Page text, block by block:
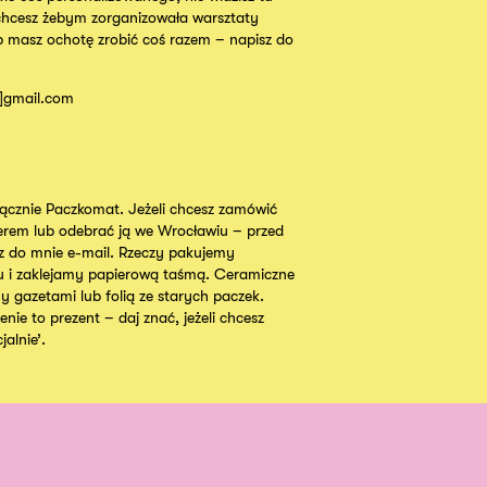
żebym zorganizowała warsztaty
masz ochotę zrobić coś razem – napisz do
Paczkomat. Jeżeli chcesz zamówić
lub odebrać ją we Wrocławiu – przed
do mnie e-mail. Rzeczy pakujemy
i zaklejamy papierową taśmą. Ceramiczne
gazetami lub folią ze starych paczek.
to prezent – daj znać, jeżeli chcesz